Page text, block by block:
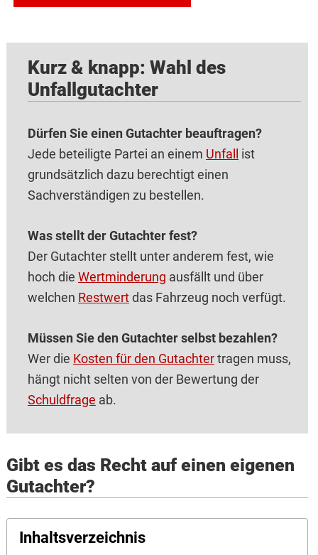
Kurz & knapp: Wahl des
Unfallgutachter
Dürfen Sie einen Gutachter beauftragen?
Jede beteiligte Partei an einem Unfall
ist
grundsätzlich dazu berechtigt einen
Sachverständigen zu bestellen.
Was stellt der Gutachter fest?
Der Gutachter stellt unter anderem fest, wie
hoch die Wertminderung ausfällt und über
welchen Restwertdas Fahrzeug noch verfügt.
Müssen Sie den Gutachter selbst bezahlen?
Wer die Kosten für den Gutachtertragen muss,
hängt nicht selten von der Bewertung der
Schuldfrage ab.
Gibt es das Recht auf einen eigenen
Gutachter?
Inhaltsverzeichnis